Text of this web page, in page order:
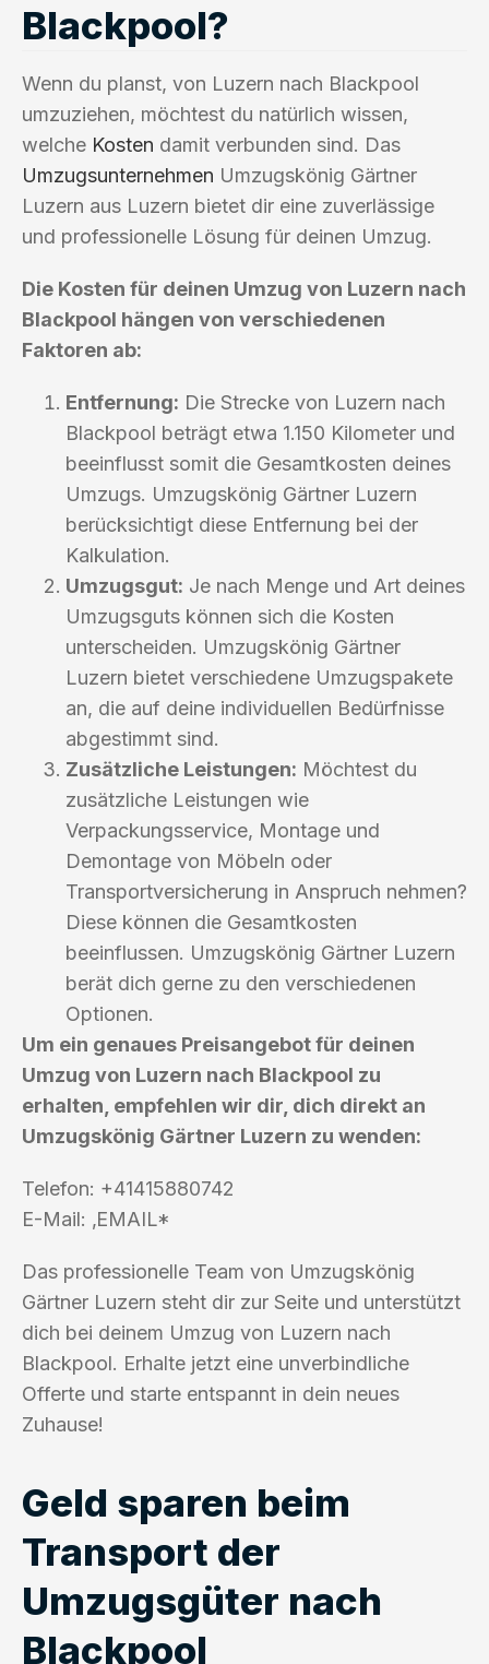
Blackpool?
Wenn du planst, von Luzern nach Blackpool
umzuziehen, möchtest du natürlich wissen,
welche Kosten damit verbunden sind. Das
Umzugsunternehmen Umzugskönig Gärtner
Luzern aus Luzern bietet dir eine zuverlässige
und professionelle Lösung für deinen Umzug.
Die Kosten für deinen Umzug von Luzern nach
Blackpool hängen von verschiedenen
Faktoren ab:
Entfernung: Die Strecke von Luzern nach
Blackpool beträgt etwa 1.150 Kilometer und
beeinflusst somit die Gesamtkosten deines
Umzugs. Umzugskönig Gärtner Luzern
berücksichtigt diese Entfernung bei der
Kalkulation.
Umzugsgut: Je nach Menge und Art deines
Umzugsguts können sich die Kosten
unterscheiden. Umzugskönig Gärtner
Luzern bietet verschiedene Umzugspakete
an, die auf deine individuellen Bedürfnisse
abgestimmt sind.
Zusätzliche Leistungen: Möchtest du
zusätzliche Leistungen wie
Verpackungsservice, Montage und
Demontage von Möbeln oder
Transportversicherung in Anspruch nehmen?
Diese können die Gesamtkosten
beeinflussen. Umzugskönig Gärtner Luzern
berät dich gerne zu den verschiedenen
Optionen.
Um ein genaues Preisangebot für deinen
Umzug von Luzern nach Blackpool zu
erhalten, empfehlen wir dir, dich direkt an
Umzugskönig Gärtner Luzern zu wenden:
Telefon: +41415880742
E-Mail: ‚EMAIL*
Das professionelle Team von Umzugskönig
Gärtner Luzern steht dir zur Seite und unterstützt
dich bei deinem Umzug von Luzern nach
Blackpool. Erhalte jetzt eine unverbindliche
Offerte und starte entspannt in dein neues
Zuhause!
Geld sparen beim
Transport der
Umzugsgüter nach
Blackpool